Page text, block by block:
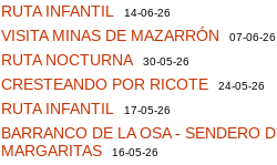
RUTA INFANTIL 14-06-26
VISITA MINAS DE MAZARRÓN 07-06-26
RUTA NOCTURNA 30-05-26
CRESTEANDO POR RICOTE 24-05-26
RUTA INFANTIL 17-05-26
BARRANCO DE LA OSA - SENDERO
MARGARITAS 16-05-26